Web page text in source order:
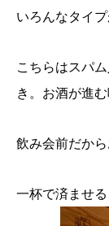
いろんなタイ
こちらはスパ
き。お酒が進
飲み会前だか
一杯で済ませ